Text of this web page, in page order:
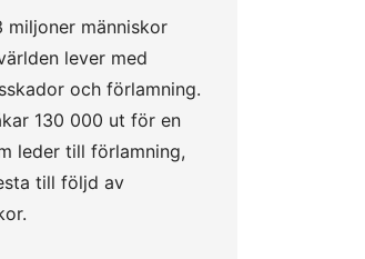
miljoner människor
lever med
och förlamning.
130 000 ut för en
leder till förlamning,
till följd av